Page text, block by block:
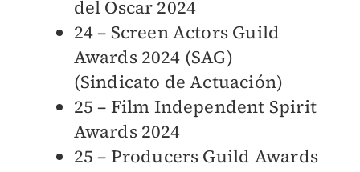
del Oscar 2024
24 – Screen Actors Guild
Awards 2024 (SAG)
(Sindicato de Actuación)
25 – Film Independent Spirit
Awards 2024
25 – Producers Guild Awards